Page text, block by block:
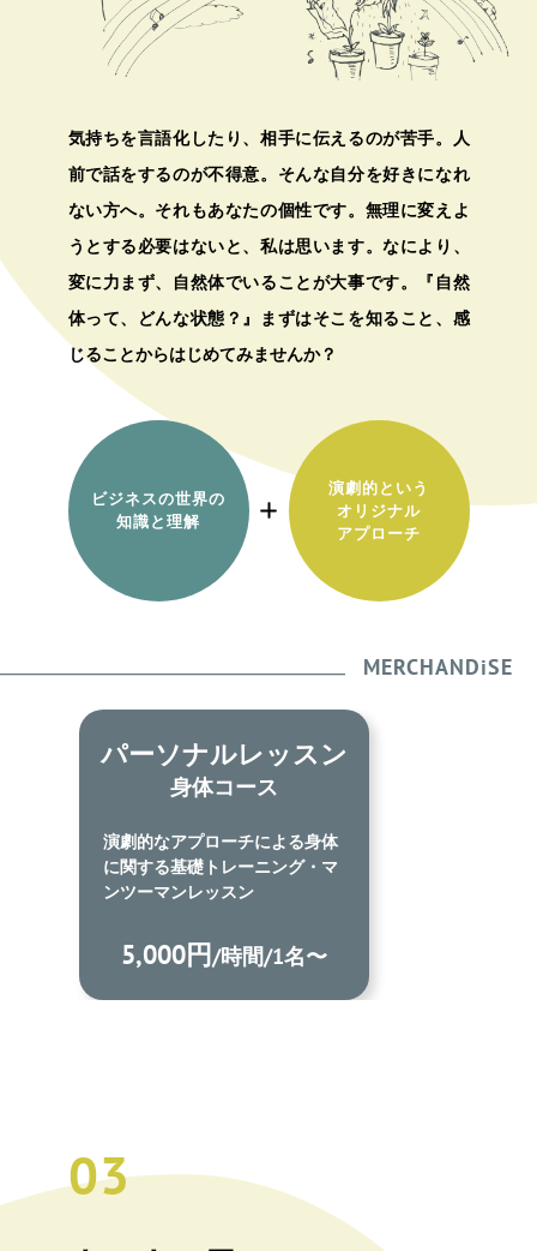
気持ちを言語化したり、相手に伝えるのが苦手。人
前で話をするのが不得意。そんな自分を好きになれ
ない方へ。それもあなたの個性です。無理に変えよ
うとする必要はないと、私は思います。なにより、
変に力まず、自然体でいることが大事です。『自然
体って、どんな状態？』まずはそこを知ること、感
じることからはじめてみませんか？
ビジネスの世界の
知識と理解
演劇的という
オリジナル
アプローチ
MERCHANDiSE
コミュニケーション能力
向上ワークショップ
【基礎コース】
5名までを対象に呼吸・声・身
体の基礎を学ぶコース
300,000円
03